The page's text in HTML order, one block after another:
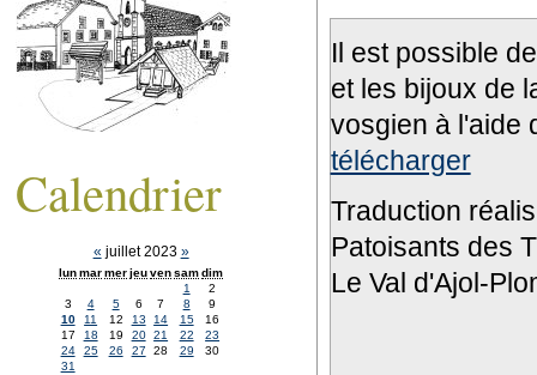
Il est possible
et les bijoux de
vosgien à l'aide
télécharger
Traduction
Patoisants des
Le Val d'Ajol-
Calendrier
« juillet 2023 »
lunmarmerjeuvensamdim
1
2
3
4 5 6 7 8
9
10
11 12 13 14 15
16
17
18 19 20 21 22
23
24
25 26 27 28 29
30
31